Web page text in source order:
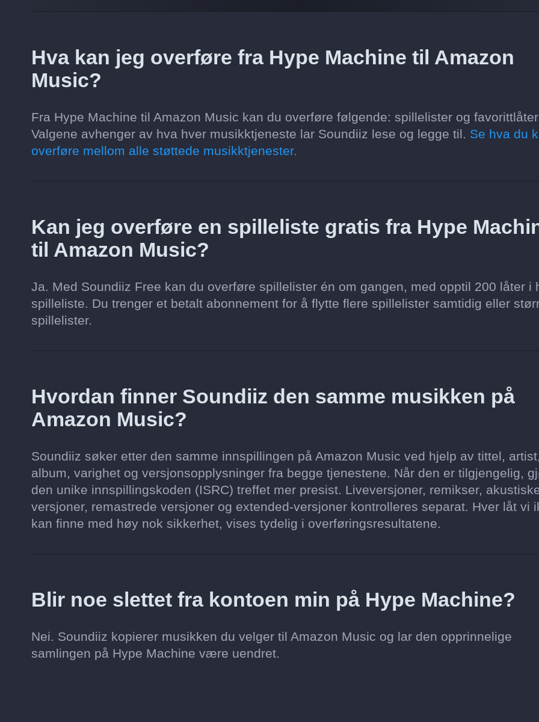
Hva kan jeg overføre fra Hype Machine til Amazon
Music?
Fra Hype Machine til Amazon Music kan du overføre følgende: spillelister og
Valgene avhenger av hva hver musikktjeneste lar Soundiiz lese og legge til. Se hva du
overføre mellom alle støttede musikktjenester.
Kan jeg overføre en spilleliste gratis fra Hype
til Amazon Music?
Ja. Med Soundiiz Free kan du overføre spillelister én om gangen, med opptil 200 låter i
spilleliste. Du trenger et betalt abonnement for å flytte flere spillelister samtidig eller
spillelister.
Hvordan finner Soundiiz den samme musikken på
Amazon Music?
Soundiiz søker etter den samme innspillingen på Amazon Music ved hjelp av tittel, artist,
album, varighet og versjonsopplysninger fra begge tjenestene. Når den er tilgjengelig,
den unike innspillingskoden (ISRC) treffet mer presist. Liveversjoner, remikser,
versjoner, remastrede versjoner og extended-versjoner kontrolleres separat. Hver låt vi
kan finne med høy nok sikkerhet, vises tydelig i overføringsresultatene.
Blir noe slettet fra kontoen min på Hype Machine?
Nei. Soundiiz kopierer musikken du velger til Amazon Music og lar den opprinnelige
samlingen på Hype Machine være uendret.